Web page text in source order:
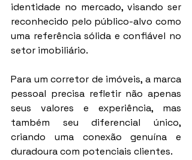
identidade no mercado, visando ser
reconhecido pelo público-alvo como
uma referência sólida e confiável no
setor imobiliário.
Para um corretor de imóveis, a marca
pessoal precisa refletir não apenas
seus valores e experiência, mas
também seu diferencial único,
criando uma conexão genuína e
duradoura com potenciais clientes.